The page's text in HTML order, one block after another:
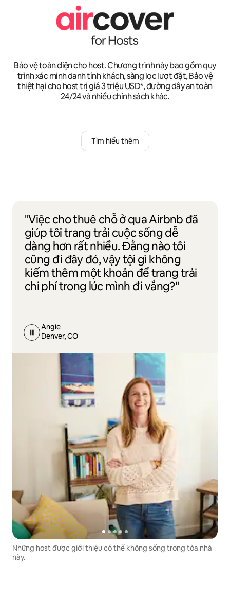
Bảo vệ toàn diện cho host. Chương trình này bao gồm quy
trình xác minh danh tính khách, sàng lọc lượt đặt, Bảo vệ
thiệt hại cho host trị giá 3 triệu USD*, đường dây an toàn
24/24 và nhiều chính sách khác.
Tìm hiểu thêm
"Việc cho thuê chỗ ở qua Airbnb đã
giúp tôi trang trải cuộc sống dễ
dàng hơn rất nhiều. Đằng nào tôi
cũng đi đây đó, vậy tội gì không
kiếm thêm một khoản để trang trải
chi phí trong lúc mình đi vắng?"
Angie
Denver, CO
Những host được giới thiệu có thể không sống trong tòa nhà
này.